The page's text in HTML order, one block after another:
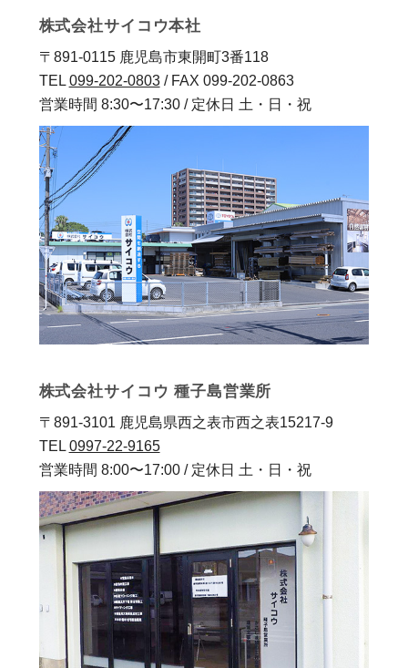
株式会社サイコウ本社
〒891-0115 鹿児島市東開町3番118
TEL 099-202-0803/ FAX 099-202-0863
営業時間 8:30〜17:30 / 定休日 土・日・祝
株式会社サイコウ 種子島営業所
〒891-3101 鹿児島県西之表市西之表15217-9
TEL 0997-22-9165
営業時間 8:00〜17:00 / 定休日 土・日・祝